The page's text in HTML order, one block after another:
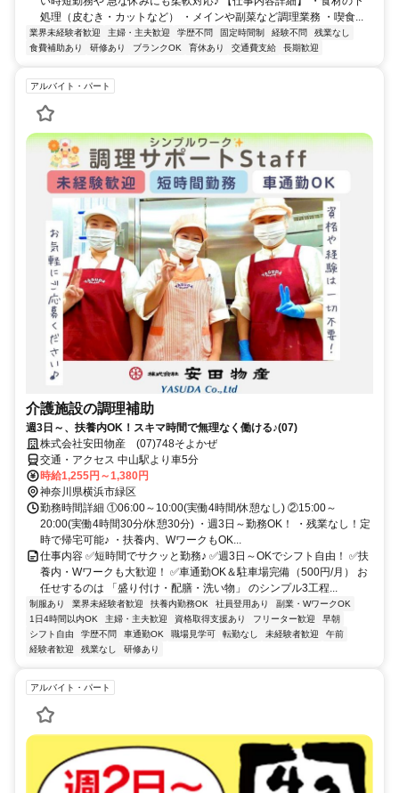
処理（皮むき・カットなど） ・メインや副菜など調理業務 ・喫食...
業界未経験者歓迎 主婦・主夫歓迎 学歴不問 固定時間制 経験不問
残業なし
食費補助あり
研修あり ブランクOK 育休あり 交通費支給 長期歓迎
アルバイト・パート
介護施設の調理補助
週3日～、扶養内OK！スキマ時間で無理なく働ける♪(07)
株式会社安田物産 (07)748そよかぜ
交通・アクセス 中山駅より車5分
時給1,255円～1,380円
神奈川県横浜市緑区
勤務時間詳細 ①06:00～10:00(実働4時間/休憩なし) ②15:00～
20:00(実働4時間30分/休憩30分) ・週3日～勤務OK！ ・残業なし！定
時で帰宅可能♪ ・扶養内、WワークもOK...
仕事内容 ✅短時間でサクッと勤務♪ ✅週3日～OKでシフト自由！ ✅扶
養内・Wワークも大歓迎！ ✅車通勤OK＆駐車場完備（500円/月） お
任せするのは 「盛り付け・配膳・洗い物」 のシンプル3工程...
制服あり 業界未経験者歓迎 扶養内勤務OK 社員登用あり
副業・WワークOK
1日4時間以内OK
主婦・主夫歓迎 資格取得支援あり フリーター歓迎
早朝
シフト自由
学歴不問 車通勤OK 職場見学可 転勤なし 未経験者歓迎
午前
経験者歓迎
残業なし 研修あり
アルバイト・パート